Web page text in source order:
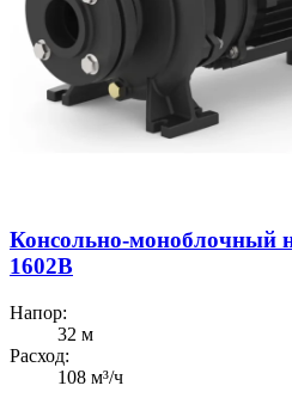
Консольно-моноблочный
1602B
Напор:
32 м
Расход:
108 м³/ч